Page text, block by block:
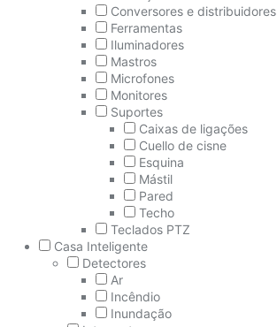
Conversores e distribuidores
Ferramentas
Iluminadores
Mastros
Microfones
Monitores
Suportes
Caixas de ligações
Cuello de cisne
Esquina
Mástil
Pared
Techo
Teclados PTZ
Casa Inteligente
Detectores
Ar
Incêndio
Inundação